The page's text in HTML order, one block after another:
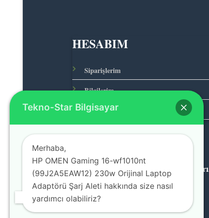
HESABIM
Siparişlerim
Bilgilerim
Adreslerim
© 2026 Teknolojinin Starı
Tekno-Star Bilgisayar
Merhaba,
HP OMEN Gaming 16-wf1010nt
(99J2A5EAW12) 230w Orijinal Laptop
Adaptörü Şarj Aleti hakkında size nasıl
yardımcı olabiliriz?